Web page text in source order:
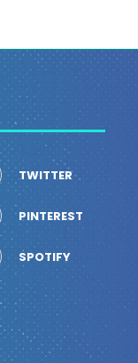
TWITTER
PINTEREST
SPOTIFY